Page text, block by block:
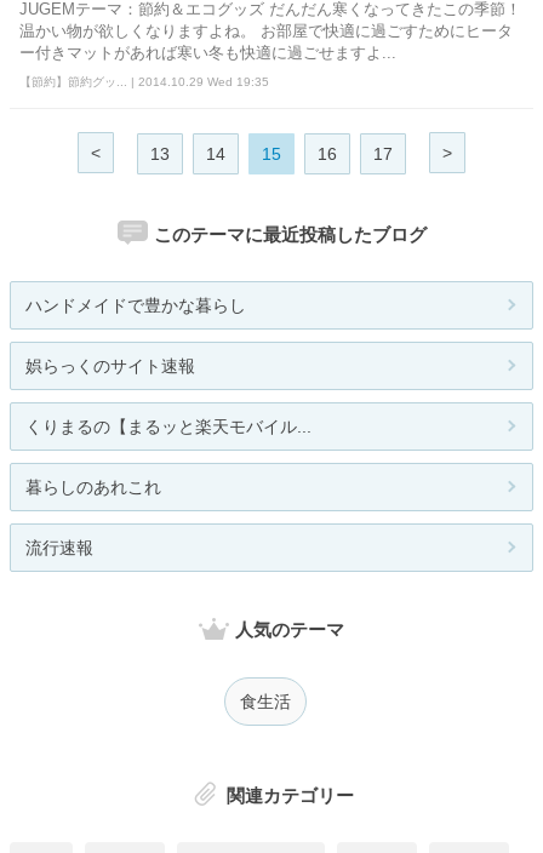
JUGEMテーマ：節約＆エコグッズ だんだん寒くなってきたこの季節！
温かい物が欲しくなりますよね。 お部屋で快適に過ごすためにヒータ
ー付きマットがあれば寒い冬も快適に過ごせますよ...
【節約】節約グッ... | 2014.10.29 Wed 19:35
< 13 14 15 16 17 >
このテーマに最近投稿したブログ
ハンドメイドで豊かな暮らし
娯らっくのサイト速報
くりまるの【まるッと楽天モバイル...
暮らしのあれこれ
流行速報
人気のテーマ
食生活
関連カテゴリー